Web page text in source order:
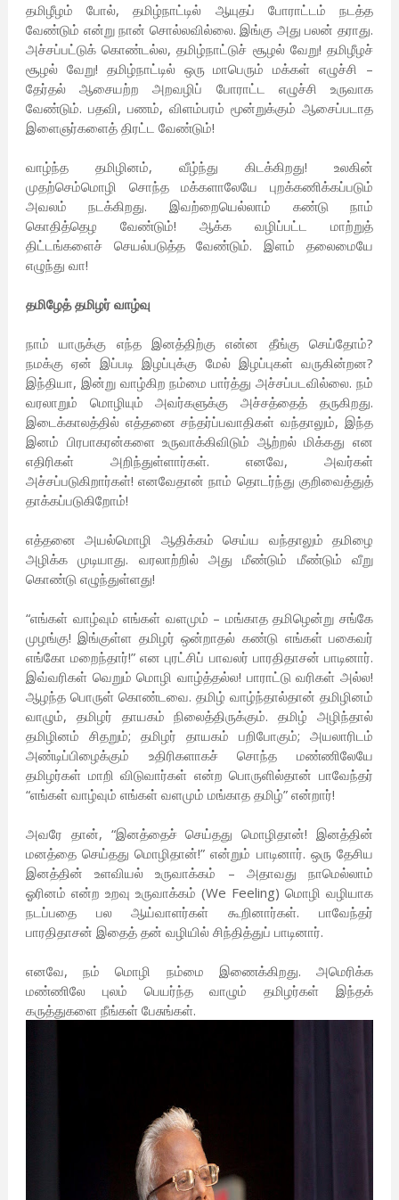
தமிழீழம் போல், தமிழ்நாட்டில் ஆயுதப் போராட்டம் நடத்த
வேண்டும் என்று நான் சொல்லவில்லை. இங்கு அது பலன் தராது.
அச்சப்பட்டுக் கொண்டல்ல, தமிழ்நாட்டுச் சூழல் வேறு! தமிழீழச்
சூழல் வேறு! தமிழ்நாட்டில் ஒரு மாபெரும் மக்கள் எழுச்சி –
தேர்தல் ஆசையற்ற அறவழிப் போராட்ட எழுச்சி உருவாக
வேண்டும். பதவி, பணம், விளம்பரம் மூன்றுக்கும் ஆசைப்படாத
இளைஞர்களைத் திரட்ட வேண்டும்!
வாழ்ந்த தமிழினம், வீழ்ந்து கிடக்கிறது! உலகின்
முதற்செம்மொழி சொந்த மக்களாலேயே புறக்கணிக்கப்படும்
அவலம் நடக்கிறது. இவற்றையெல்லாம் கண்டு நாம்
கொதித்தெழ வேண்டும்! ஆக்க வழிப்பட்ட மாற்றுத்
திட்டங்களைச் செயல்படுத்த வேண்டும். இளம் தலைமையே
எழுந்து வா!
தமிழேத் தமிழர் வாழ்வு
நாம் யாருக்கு எந்த இனத்திற்கு என்ன தீங்கு செய்தோம்?
நமக்கு ஏன் இப்படி இழப்புக்கு மேல் இழப்புகள் வருகின்றன?
இந்தியா, இன்று வாழ்கிற நம்மை பார்த்து அச்சப்படவில்லை. நம்
வரலாறும் மொழியும் அவர்களுக்கு அச்சத்தைத் தருகிறது.
இடைக்காலத்தில் எத்தனை சந்தர்ப்பவாதிகள் வந்தாலும், இந்த
இனம் பிரபாகரன்களை உருவாக்கிவிடும் ஆற்றல் மிக்கது என
எதிரிகள் அறிந்துள்ளார்கள். எனவே, அவர்கள்
அச்சப்படுகிறார்கள்! எனவேதான் நாம் தொடர்ந்து குறிவைத்துத்
தாக்கப்படுகிறோம்!
எத்தனை அயல்மொழி ஆதிக்கம் செய்ய வந்தாலும் தமிழை
அழிக்க முடியாது. வரலாற்றில் அது மீண்டும் மீண்டும் வீறு
கொண்டு எழுந்துள்ளது!
“எங்கள் வாழ்வும் எங்கள் வளமும் – மங்காத தமிழென்று சங்கே
முழங்கு! இங்குள்ள தமிழர் ஒன்றாதல் கண்டு எங்கள் பகைவர்
எங்கோ மறைந்தார்!” என புரட்சிப் பாவலர் பாரதிதாசன் பாடினார்.
இவ்வரிகள் வெறும் மொழி வாழ்த்தல்ல! பாராட்டு வரிகள் அல்ல!
ஆழந்த பொருள் கொண்டவை. தமிழ் வாழ்ந்தால்தான் தமிழினம்
வாழும், தமிழர் தாயகம் நிலைத்திருக்கும். தமிழ் அழிந்தால்
தமிழினம் சிதறும்; தமிழர் தாயகம் பறிபோகும்; அயலாரிடம்
அண்டிப்பிழைக்கும் உதிரிகளாகச் சொந்த மண்ணிலேயே
தமிழர்கள் மாறி விடுவார்கள் என்ற பொருளில்தான் பாவேந்தர்
“எங்கள் வாழ்வும் எங்கள் வளமும் மங்காத தமிழ்” என்றார்!
அவரே தான், “இனத்தைச் செய்தது மொழிதான்! இனத்தின்
மனத்தை செய்தது மொழிதான்!” என்றும் பாடினார். ஒரு தேசிய
இனத்தின் உளவியல் உருவாக்கம் – அதாவது நாமெல்லாம்
ஓரினம் என்ற உறவு உருவாக்கம் (We Feeling) மொழி வழியாக
நடப்பதை பல ஆய்வாளர்கள் கூறினார்கள். பாவேந்தர்
பாரதிதாசன் இதைத் தன் வழியில் சிந்தித்துப் பாடினார்.
எனவே, நம் மொழி நம்மை இணைக்கிறது. அமெரிக்க
மண்ணிலே புலம் பெயர்ந்த வாழும் தமிழர்கள் இந்தக்
கருத்துகளை நீங்கள் பேசுங்கள்.